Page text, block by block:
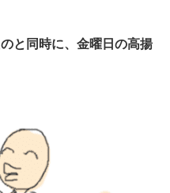
と同時に、金曜日の高揚